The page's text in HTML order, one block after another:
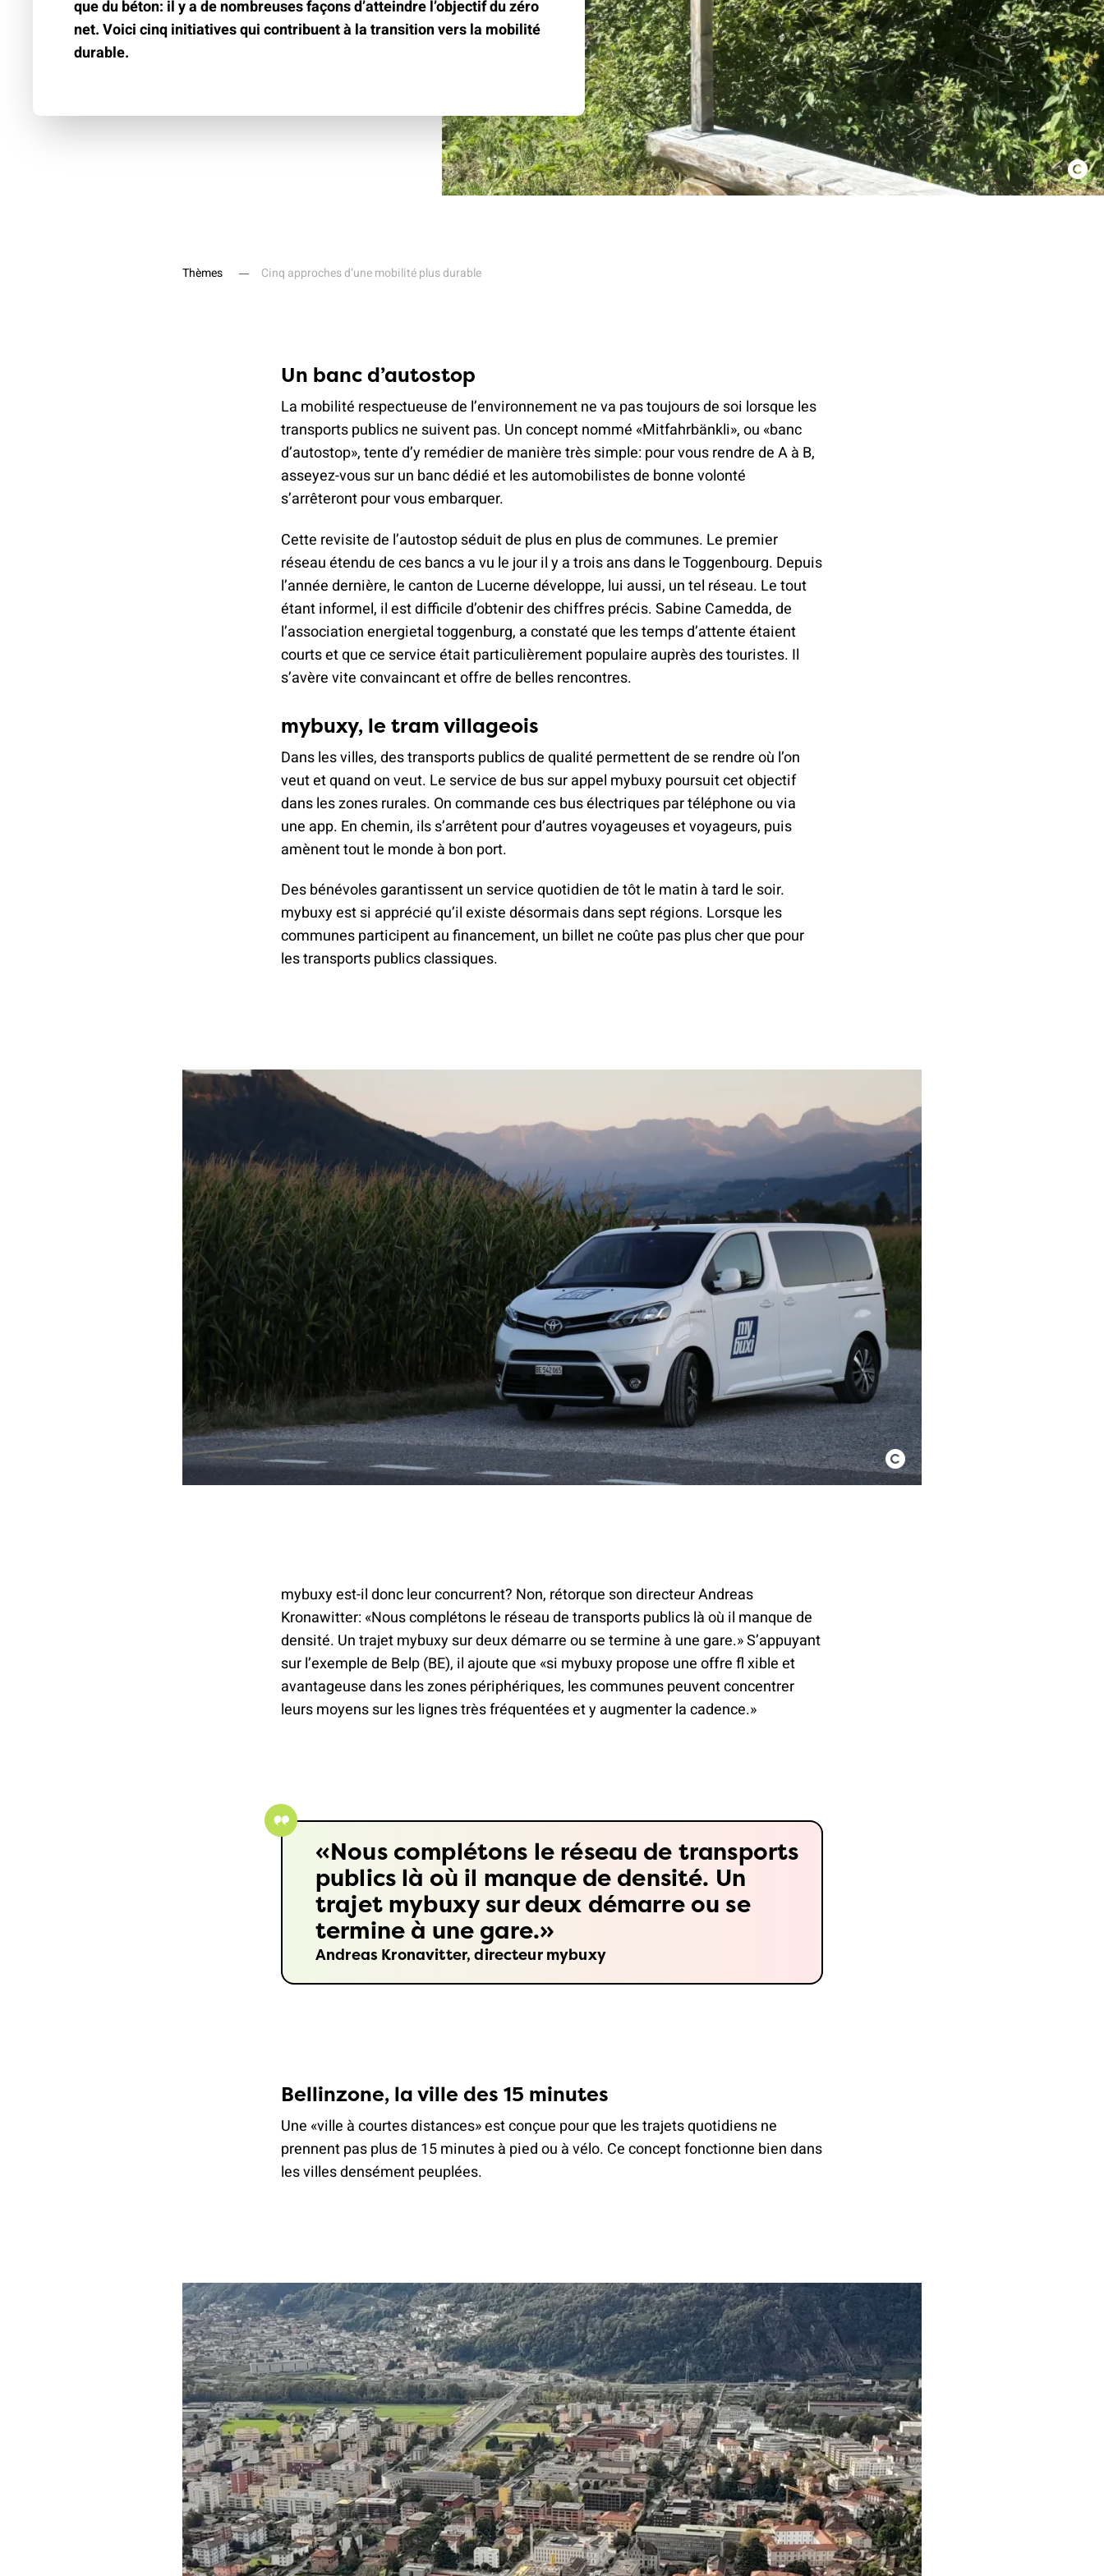
d'assurances
que du béton: il y a de nombreuses façons d’atteindre l’objectif du zéro
net. Voici cinq initiatives qui contribuent à la transition vers la mobilité
durable.
Thèmes Cinq approches d’une mobilité plus durable
Un banc d’autostop
La mobilité respectueuse de l’environnement ne va pas toujours de soi lorsque les
transports publics ne suivent pas. Un concept nommé «Mitfahrbänkli», ou «banc
d’autostop», tente d’y remédier de manière très simple: pour vous rendre de A à B,
asseyez-vous sur un banc dédié et les automobilistes de bonne volonté
s’arrêteront pour vous embarquer.
Cette revisite de l’autostop séduit de plus en plus de communes. Le premier
réseau étendu de ces bancs a vu le jour il y a trois ans dans le Toggenbourg. Depuis
l’année dernière, le canton de Lucerne développe, lui aussi, un tel réseau. Le tout
étant informel, il est difficile d’obtenir des chiffres précis. Sabine Camedda, de
l’association energietal toggenburg, a constaté que les temps d’attente étaient
courts et que ce service était particulièrement populaire auprès des touristes. Il
s’avère vite convaincant et offre de belles rencontres.
mybuxy, le tram villageois
Dans les villes, des transports publics de qualité permettent de se rendre où l’on
veut et quand on veut. Le service de bus sur appel mybuxy poursuit cet objectif
dans les zones rurales. On commande ces bus électriques par téléphone ou via
une app. En chemin, ils s’arrêtent pour d’autres voyageuses et voyageurs, puis
amènent tout le monde à bon port.
Des bénévoles garantissent un service quotidien de tôt le matin à tard le soir.
mybuxy est si apprécié qu’il existe désormais dans sept régions. Lorsque les
communes participent au financement, un billet ne coûte pas plus cher que pour
les transports publics classiques.
mybuxy est-il donc leur concurrent? Non, rétorque son directeur Andreas
Kronawitter: «Nous complétons le réseau de transports publics là où il manque de
densité. Un trajet mybuxy sur deux démarre ou se termine à une gare.» S’appuyant
sur l’exemple de Belp (BE), il ajoute que «si mybuxy propose une offre fl xible et
avantageuse dans les zones périphériques, les communes peuvent concentrer
leurs moyens sur les lignes très fréquentées et y augmenter la cadence.»
Nous complétons le réseau de transports
publics là où il manque de densité. Un
trajet mybuxy sur deux démarre ou se
termine à une gare.
Andreas Kronavitter, directeur mybuxy
Bellinzone, la ville des 15 minutes
Une «ville à courtes distances» est conçue pour que les trajets quotidiens ne
prennent pas plus de 15 minutes à pied ou à vélo. Ce concept fonctionne bien dans
les villes densément peuplées.